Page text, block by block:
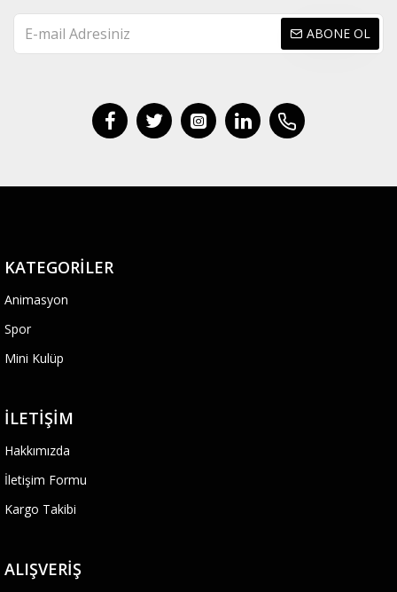
ABONE OL
KATEGORILER
Animasyon
Spor
Mini Kulüp
İLETIŞIM
Hakkımızda
İletişim Formu
Kargo Takibi
ALIŞVERIŞ